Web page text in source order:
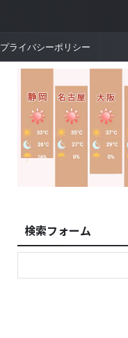
プライバシーポリシー
検索フォーム